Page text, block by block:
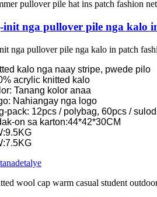
init nga pullover pile nga kalo
nga pullover pile nga kalo in patch
kalo nga naay stripe, pwede pilo
acrylic knitted kalo
Tanang kolor anaa
Nahiangay nga logo
pack: 12pcs / polybag, 60pcs /
on sa karton:44*42*30CM
detalye